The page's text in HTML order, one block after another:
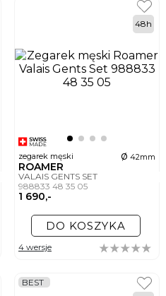
zegarek męski ø 42mm
ROAMER
VALAIS GENTS SET
988833 48 35 05
1 690,-
48h
DO KOSZYKA
4 wersje
BEST